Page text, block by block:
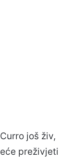
još živ,
preživjeti